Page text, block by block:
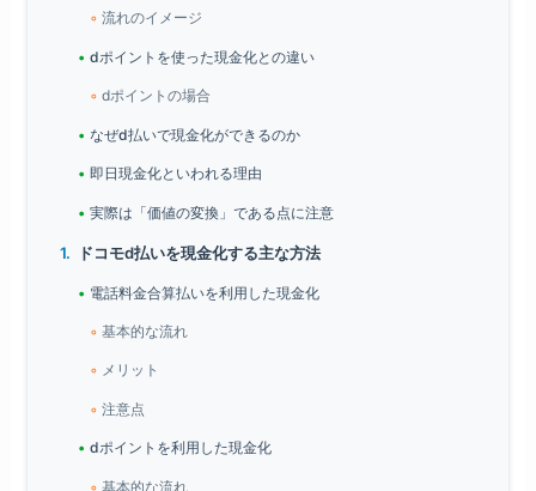
流れのイメージ
dポイントを使った現金化との違い
dポイントの場合
なぜd払いで現金化ができるのか
即日現金化といわれる理由
実際は「価値の変換」である点に注意
ドコモd払いを現金化する主な方法
電話料金合算払いを利用した現金化
基本的な流れ
メリット
注意点
dポイントを利用した現金化
基本的な流れ